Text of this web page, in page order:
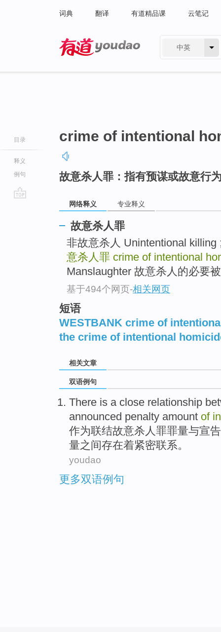
词典 翻译 有道精品课 云笔记
中英
目录
释义
例句
crime of intentional
故意杀人罪：指有预谋或故意行
网络释义 专业释义
故意杀人罪
非故意杀人 Unintentional
意杀人罪 crime of intentional
Manslaughter 故意杀人的必要
基于494个网页-相关网页
短语
WESTBANK crime of
the crime of intentional
相关文章
双语例句
There is a close relationship
announced penalty amount of
作为联结故意杀人罪罪量与宣告
量之间存在着紧密联系。
youdao
更多双语例句